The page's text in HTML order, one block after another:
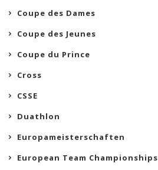
Coupe des Dames
Coupe des Jeunes
Coupe du Prince
Cross
CSSE
Duathlon
Europameisterschaften
European Team Championships